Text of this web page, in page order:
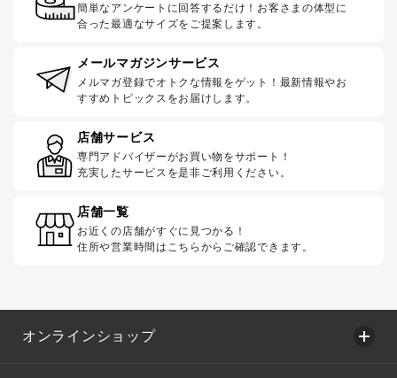
簡単なアンケートに回答するだけ！お客さまの体型に
合った最適なサイズをご提案します。
メールマガジンサービス
メルマガ登録でオトクな情報をゲット！最新情報やお
すすめトピックスをお届けします。
店舗サービス
専門アドバイザーがお買い物をサポート！
充実したサービスを是非ご利用ください。
店舗一覧
お近くの店舗がすぐに見つかる！
住所や営業時間はこちらからご確認できます。
オンラインショップ